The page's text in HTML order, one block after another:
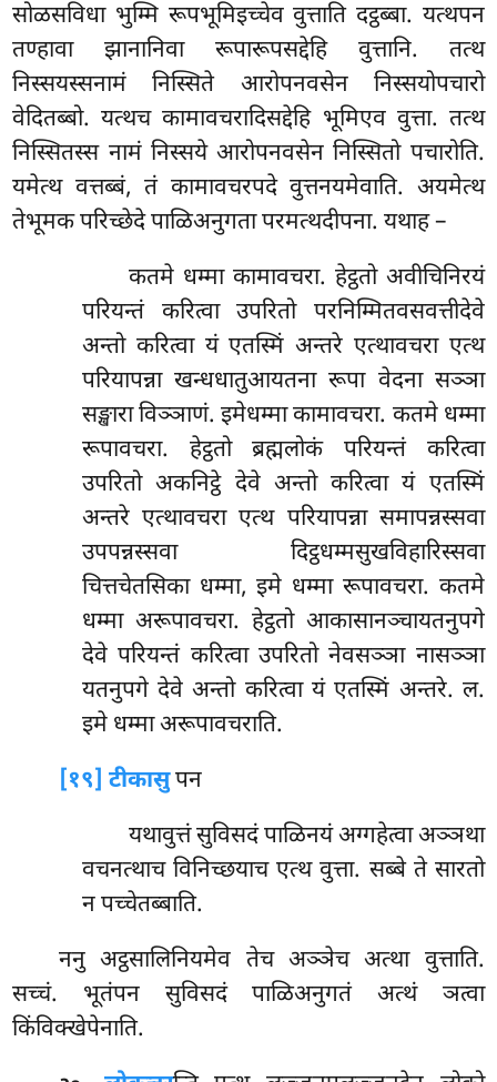
सोळसविधा भुम्मि रूपभूमिइच्चेव वुत्ताति दट्ठब्बा. यत्थपन
तण्हावा झानानिवा रूपारूपसद्देहि वुत्तानि. तत्थ
निस्सयस्सनामं निस्सिते आरोपनवसेन निस्सयोपचारो
वेदितब्बो. यत्थच कामावचरादिसद्देहि भूमिएव वुत्ता. तत्थ
निस्सितस्स नामं निस्सये आरोपनवसेन निस्सितो पचारोति.
यमेत्थ वत्तब्बं, तं कामावचरपदे वुत्तनयमेवाति. अयमेत्थ
तेभूमक परिच्छेदे पाळिअनुगता परमत्थदीपना. यथाह –
कतमे धम्मा कामावचरा. हेट्ठतो अवीचिनिरयं
परियन्तं करित्वा उपरितो परनिम्मितवसवत्तीदेवे
अन्तो करित्वा यं एतस्मिं अन्तरे एत्थावचरा एत्थ
परियापन्ना खन्धधातुआयतना रूपा वेदना सञ्ञा
सङ्खारा विञ्ञाणं. इमेधम्मा कामावचरा. कतमे धम्मा
रूपावचरा. हेट्ठतो ब्रह्मलोकं परियन्तं करित्वा
उपरितो अकनिट्ठे देवे अन्तो करित्वा यं एतस्मिं
अन्तरे एत्थावचरा एत्थ परियापन्ना समापन्नस्सवा
उपपन्नस्सवा दिट्ठधम्मसुखविहारिस्सवा
चित्तचेतसिका धम्मा, इमे धम्मा रूपावचरा. कतमे
धम्मा अरूपावचरा. हेट्ठतो आकासानञ्चायतनुपगे
देवे परियन्तं करित्वा उपरितो नेवसञ्ञा नासञ्ञा
यतनुपगे देवे अन्तो करित्वा यं एतस्मिं अन्तरे. ल.
इमे धम्मा अरूपावचराति.
[१९] टीकासुपन
यथावुत्तं सुविसदं पाळिनयं अग्गहेत्वा अञ्ञथा
वचनत्थाच विनिच्छयाच एत्थ वुत्ता. सब्बे ते सारतो
न पच्चेतब्बाति.
ननु अट्ठसालिनियमेव तेच अञ्ञेच अत्था वुत्ताति.
सच्चं. भूतंपन सुविसदं पाळिअनुगतं अत्थं ञत्वा
किंविक्खेपेनाति.